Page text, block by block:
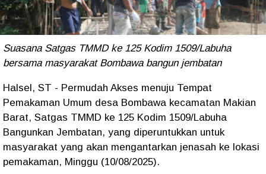
Suasana Satgas TMMD ke 125 Kodim 1509/Labuha
bersama masyarakat Bombawa bangun jembatan
Halsel, ST - Permudah Akses menuju Tempat
Pemakaman Umum desa Bombawa kecamatan Makian
Barat, Satgas TMMD ke 125 Kodim 1509/Labuha
Bangunkan Jembatan, yang diperuntukkan untuk
masyarakat yang akan mengantarkan jenasah ke lokasi
pemakaman, Minggu (10/08/2025).